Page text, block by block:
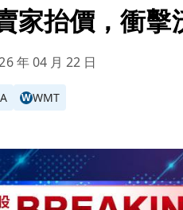
家抬價，衝
年 04 月 22 日
WWMT